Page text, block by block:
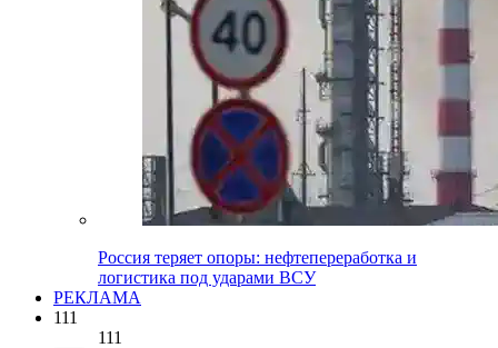
Россия теряет опоры: нефтепереработка и
логистика под ударами ВСУ
РЕКЛАМА
111
111